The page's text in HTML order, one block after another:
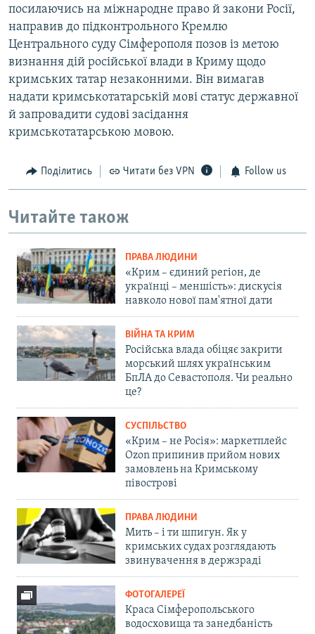
посилаючись на міжнародне право й закони Росії,
направив до підконтрольного Кремлю
Центрального суду Сімферополя позов із метою
визнання дій російської влади в Криму щодо
кримських татар незаконними. Він вимагав
надати кримськотатарській мові статус державної
й запровадити судові засідання
кримськотатарською мовою.
Поділитись Читати без VPN Follow us
Читайте також
ПРАВА ЛЮДИНИ
«Крим – єдиний регіон, де
українці – меншість»: дискусія
навколо нової пам'ятної дати
ВІЙНА ТА КРИМ
Російська влада обіцяє закрити
морський шлях українським
БпЛА до Севастополя. Чи реально
це?
СУСПІЛЬСТВО
«Крим – не Росія»: маркетплейс
Ozon припинив прийом нових
замовлень на Кримському
півострові
ПРАВА ЛЮДИНИ
Мить – і ти шпигун. Як у
кримських судах розглядають
звинувачення в держзраді
ФОТОГАЛЕРЕЇ
Краса Сімферопольського
водосховища та занедбаність